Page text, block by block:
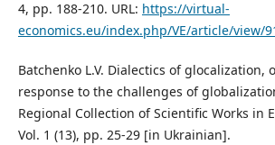
4, pp. 188-210. URL: https://virtual-
economics.eu/index.php/VE/article/view/
Batchenko L.V. Dialectics of glocalization,
response to the challenges of
Regional Collection of Scientific Works in
Vol. 1 (13), pp. 25-29 [in Ukrainian].